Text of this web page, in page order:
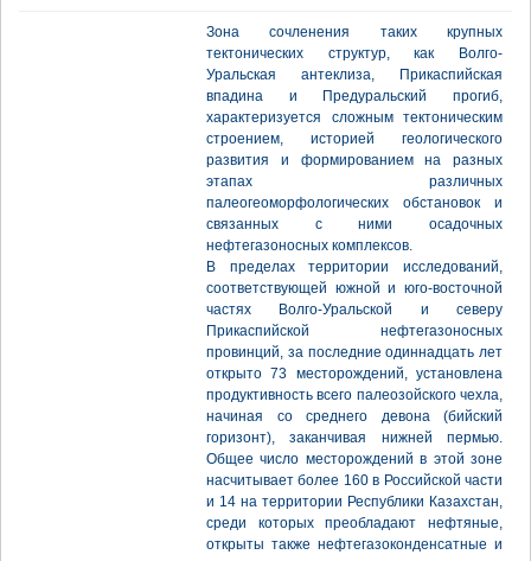
Зона сочленения таких крупных
тектонических структур, как Волго-
Уральская антеклиза, Прикаспийская
впадина и Предуральский прогиб,
характеризуется сложным тектоническим
строением, историей геологического
развития и формированием на разных
этапах различных
палеогеоморфологических обстановок и
связанных с ними осадочных
нефтегазоносных комплексов.
В пределах территории исследований,
соответствующей южной и юго-восточной
частях Волго-Уральской и северу
Прикаспийской нефтегазоносных
провинций, за последние одиннадцать лет
открыто 73 месторождений, установлена
продуктивность всего палеозойского чехла,
начиная со среднего девона (бийский
горизонт), заканчивая нижней пермью.
Общее число месторождений в этой зоне
насчитывает более 160 в Российской части
и 14 на территории Республики Казахстан,
среди которых преобладают нефтяные,
открыты также нефтегазоконденсатные и